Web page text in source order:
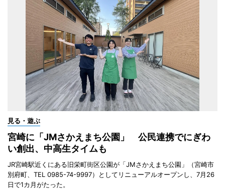
見る・遊ぶ
宮崎に「JMさかえまち公園」 公民連携でにぎわ
い創出、中高生タイムも
JR宮崎駅近くにある旧栄町街区公園が「JMさかえまち公園」（宮崎市
別府町、TEL 0985-74-9997）としてリニューアルオープンし、7月26
日で1カ月がたった。